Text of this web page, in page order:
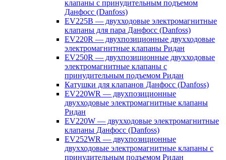
клапаны с принудительным подъемом
Данфосс (Danfoss)
EV225B — двухходовые электромагнитные
клапаны для пара Данфосс (Danfoss)
EV220R — двухпозиционные двухходовые
электромагнитные клапаны Ридан
EV250R — двухпозиционные двухходовые
электромагнитные клапаны с
принудительным подъемом Ридан
Катушки для клапанов Данфосс (Danfoss)
EV220WR — двухпозиционные
двухходовые электромагнитные клапаны
Ридан
EV220W — двухходовые электромагнитные
клапаны Данфосс (Danfoss)
EV252WR — двухпозиционные
двухходовые электромагнитные клапаны с
принудительным подъемом Ридан